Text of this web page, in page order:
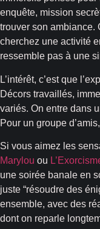
enquête, mission
trouver son ambiance.
cherchez une activité
ressemble pas à une
L’intérêt, c’est que
Décors travaillés,
variés. On entre dans
Pour un groupe
Si vous aimez les
Marylou ou
une soirée banale en
juste “résoudre des
ensemble, avec des
dont on reparle